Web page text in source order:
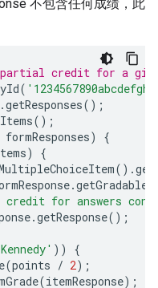
不包含任何成绩，此
partial credit for a
(
.getResponses();
();
formResponses)
{
)
{
().
.
credit for answers
.getResponse();
))
{
(points / 2);
(itemResponse);